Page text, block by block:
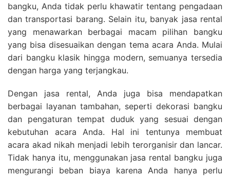
bangku, Anda tidak perlu khawatir tentang pengadaan
dan transportasi barang. Selain itu, banyak jasa rental
yang menawarkan berbagai macam pilihan bangku
yang bisa disesuaikan dengan tema acara Anda. Mulai
dari bangku klasik hingga modern, semuanya tersedia
dengan harga yang terjangkau.
Dengan jasa rental, Anda juga bisa mendapatkan
berbagai layanan tambahan, seperti dekorasi bangku
dan pengaturan tempat duduk yang sesuai dengan
kebutuhan acara Anda. Hal ini tentunya membuat
acara akad nikah menjadi lebih terorganisir dan lancar.
Tidak hanya itu, menggunakan jasa rental bangku juga
mengurangi beban biaya karena Anda hanya perlu